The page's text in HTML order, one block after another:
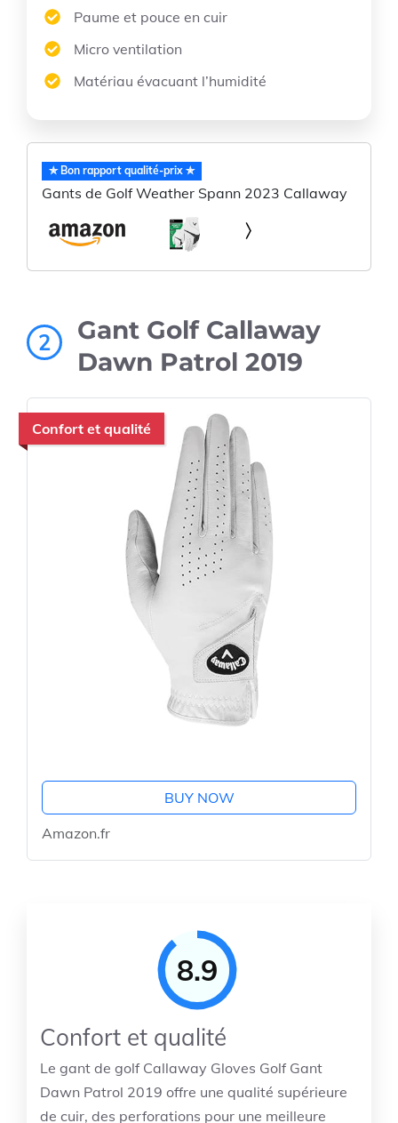
Paume et pouce en cuir
Micro ventilation
Matériau évacuant l’humidité
✯ Bon rapport qualité-prix ✯
Gants de Golf Weather Spann 2023 Callaway
2
Gant Golf Callaway
Dawn Patrol 2019
Confort et qualité
BUY NOW
Amazon.fr
8.9
Confort et qualité
Le gant de golf Callaway Gloves Golf Gant
Dawn Patrol 2019 offre une qualité supérieure
de cuir, des perforations pour une meilleure